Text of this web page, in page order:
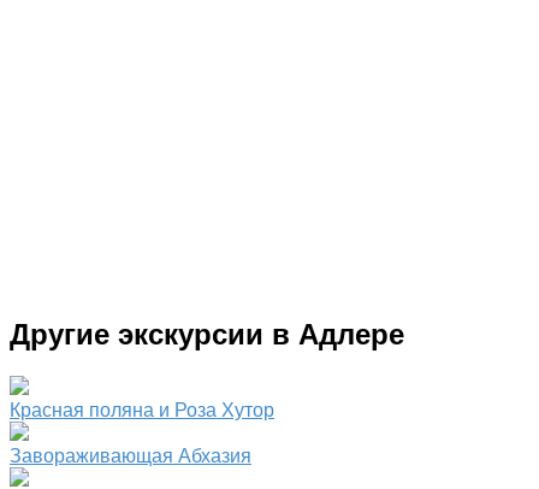
Другие экскурсии в Адлере
Красная поляна и Роза Хутор
Завораживающая Абхазия